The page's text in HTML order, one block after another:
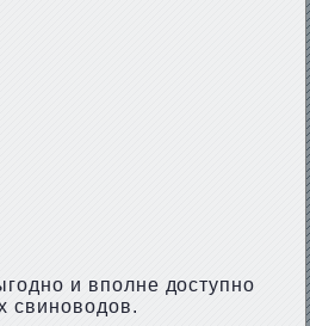
и вполне доступно
свиноводов.